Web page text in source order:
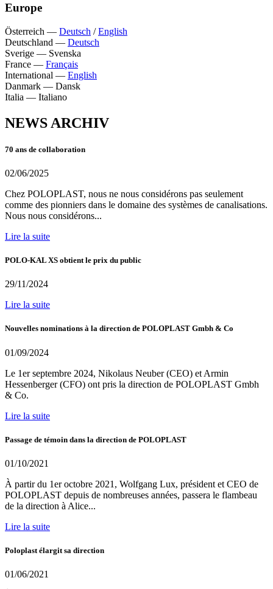
Europe
Österreich — Deutsch /English
Deutschland — Deutsch
Sverige — Svenska
France — Français
International — English
Danmark — Dansk
Italia — Italiano
NEWS ARCHIV
70 ans de collaboration
02/06/2025
Chez POLOPLAST, nous ne nous considérons pas seulement
comme des pionniers dans le domaine des systèmes de canalisations.
Nous nous considérons...
Lire la suite
POLO-KAL XS obtient le prix du public
29/11/2024
Lire la suite
Nouvelles nominations à la direction de POLOPLAST Gmbh & Co
01/09/2024
Le 1er septembre 2024, Nikolaus Neuber (CEO) et Armin
Hessenberger (CFO) ont pris la direction de POLOPLAST Gmbh
& Co.
Lire la suite
Passage de témoin dans la direction de POLOPLAST
01/10/2021
À partir du 1er octobre 2021, Wolfgang Lux, président et CEO de
POLOPLAST depuis de nombreuses années, passera le flambeau
de la direction à Alice...
Lire la suite
Poloplast élargit sa direction
01/06/2021